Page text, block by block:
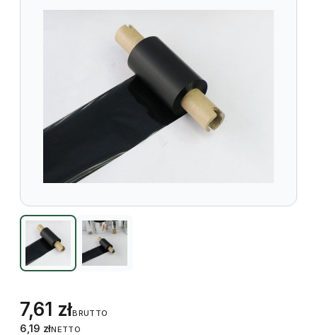
7,61 złBRUTTO
6,19 złNETTO